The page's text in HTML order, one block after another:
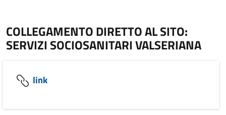
COLLEGAMENTO DIRETTO AL SITO:
SERVIZI SOCIOSANITARI VALSERIANA
link